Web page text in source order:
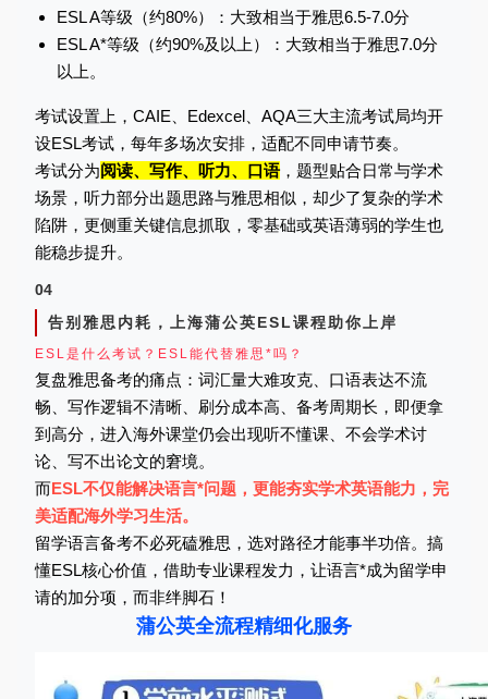
ESL A等级（约80%）：大致相当于雅思6.5-7.0分
ESL A*等级（约90%及以上）：大致相当于雅思7.0分
以上。
考试设置上，CAIE、Edexcel、AQA三大主流考试局均开
设ESL考试，每年多场次安排，适配不同申请节奏。
考试分为阅读、写作、听力、口语 ，题型贴合日常与学术
场景，听力部分出题思路与雅思相似，却少了复杂的学术
陷阱，更侧重关键信息抓取，零基础或英语薄弱的学生也
能稳步提升。
04
告别雅思内耗，上海蒲公英ESL课程助你上岸
ESL是什么考试？ESL能代替雅思*吗？
复盘雅思备考的痛点：词汇量大难攻克、口语表达不流
畅、写作逻辑不清晰、刷分成本高、备考周期长，即便拿
到高分，进入海外课堂仍会出现听不懂课、不会学术讨
论、写不出论文的窘境。
而ESL不仅能解决语言*问题，更能夯实学术英语能力，完
美适配海外学习生活。
留学语言备考不必死磕雅思，选对路径才能事半功倍。搞
懂ESL核心价值，借助专业课程发力，让语言*成为留学申
请的加分项，而非绊脚石！
蒲公英全流程精细化服务